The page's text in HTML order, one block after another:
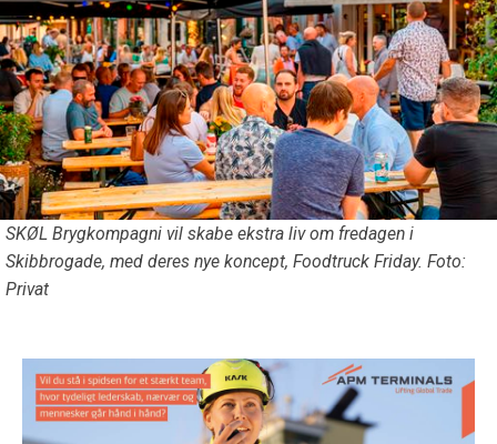
SKØL Brygkompagni vil skabe ekstra liv om fredagen i
Skibbrogade, med deres nye koncept, Foodtruck Friday. Foto:
Privat